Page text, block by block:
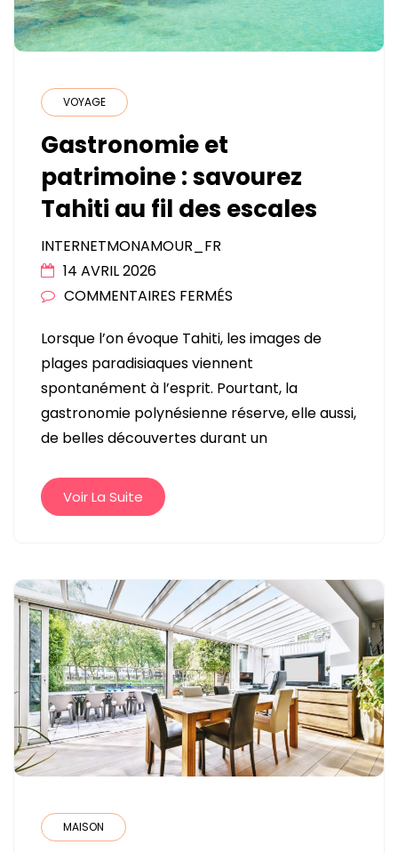
VOYAGE
Gastronomie et
patrimoine : savourez
Tahiti au fil des escales
INTERNETMONAMOUR_FR
14 AVRIL 2026
COMMENTAIRES FERMÉS
ET
PATRIMOINE
:
SAVOUREZ
TAHITI
Lorsque l’on évoque Tahiti, les images de
plages paradisiaques viennent
spontanément à l’esprit. Pourtant, la
gastronomie polynésienne réserve, elle aussi,
de belles découvertes durant un
Voir La Suite
MAISON